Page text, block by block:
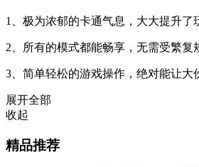
1、极为浓郁的卡通气息，大大提升了
2、所有的模式都能畅享，无需受繁复
3、简单轻松的游戏操作，绝对能让大
展开全部
收起
精品推荐